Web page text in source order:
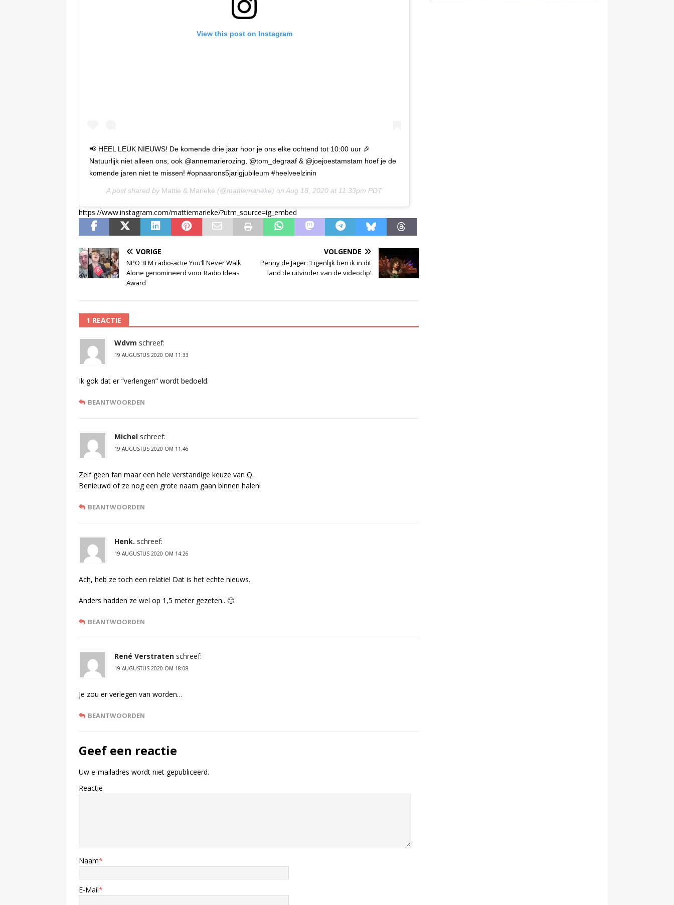
View this post on Instagram
📢 HEEL LEUK NIEUWS! De komende drie jaar hoor je ons elke ochtend tot 10:00 uur 🎉
Natuurlijk niet alleen ons, ook @annemarierozing, @tom_degraaf & @joejoestamstam hoef je de
komende jaren niet te missen! #opnaarons5jarigjubileum #heelveelzinin
A post shared by Mattie & Marieke (@mattiemarieke) on Aug 18, 2020 at 11:33pm PDT
https://www.instagram.com/mattiemarieke/?utm_source=ig_embed
VORIGE
NPO 3FM radio-actie You’ll Never Walk
Alone genomineerd voor Radio Ideas
Award
VOLGENDE
Penny de Jager: ‘Eigenlijk ben ik in dit
land de uitvinder van de videoclip’
1 REACTIE
Wdvm schreef:
19 AUGUSTUS 2020 OM 11:33
Ik gok dat er “verlengen” wordt bedoeld.
BEANTWOORDEN
Michel schreef:
19 AUGUSTUS 2020 OM 11:46
Zelf geen fan maar een hele verstandige keuze van Q.
Benieuwd of ze nog een grote naam gaan binnen halen!
BEANTWOORDEN
Henk. schreef:
19 AUGUSTUS 2020 OM 14:26
Ach, heb ze toch een relatie! Dat is het echte nieuws.
Anders hadden ze wel op 1,5 meter gezeten.. 🙂
BEANTWOORDEN
René Verstraten schreef:
19 AUGUSTUS 2020 OM 18:08
Je zou er verlegen van worden…
BEANTWOORDEN
Geef een reactie
Uw e-mailadres wordt niet gepubliceerd.
Reactie
Naam*
E-Mail*